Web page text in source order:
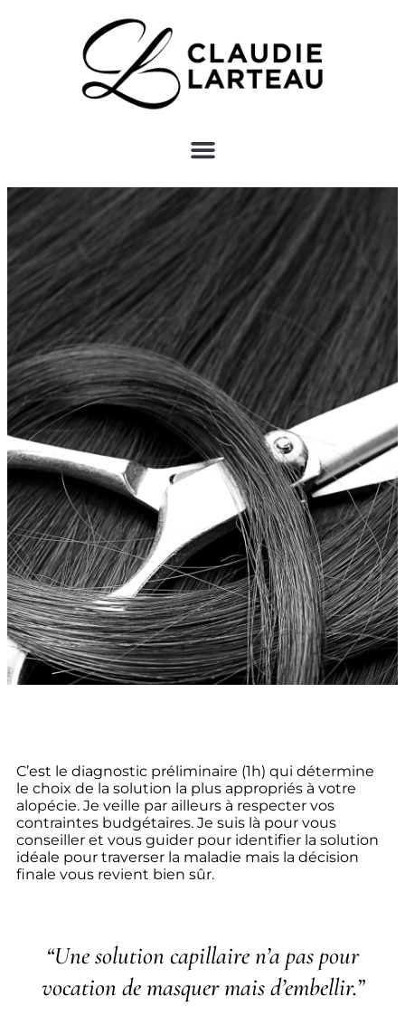
C’est le diagnostic préliminaire (1h) qui détermine
le choix de la solution la plus appropriés à votre
alopécie. Je veille par ailleurs à respecter vos
contraintes budgétaires. Je suis là pour vous
conseiller et vous guider pour identifier la solution
idéale pour traverser la maladie mais la décision
finale vous revient bien sûr.
“Une solution capillaire n’a pas pour
vocation de masquer mais d’embellir.”